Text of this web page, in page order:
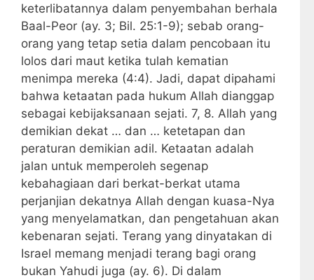
keterlibatannya dalam penyembahan berhala
Baal-Peor (ay. 3; Bil. 25:1-9); sebab orang-
orang yang tetap setia dalam pencobaan itu
lolos dari maut ketika tulah kematian
menimpa mereka (4:4). Jadi, dapat dipahami
bahwa ketaatan pada hukum Allah dianggap
sebagai kebijaksanaan sejati. 7, 8. Allah yang
demikian dekat … dan … ketetapan dan
peraturan demikian adil. Ketaatan adalah
jalan untuk memperoleh segenap
kebahagiaan dari berkat-berkat utama
perjanjian dekatnya Allah dengan kuasa-Nya
yang menyelamatkan, dan pengetahuan akan
kebenaran sejati. Terang yang dinyatakan di
Israel memang menjadi terang bagi orang
bukan Yahudi juga (ay. 6). Di dalam